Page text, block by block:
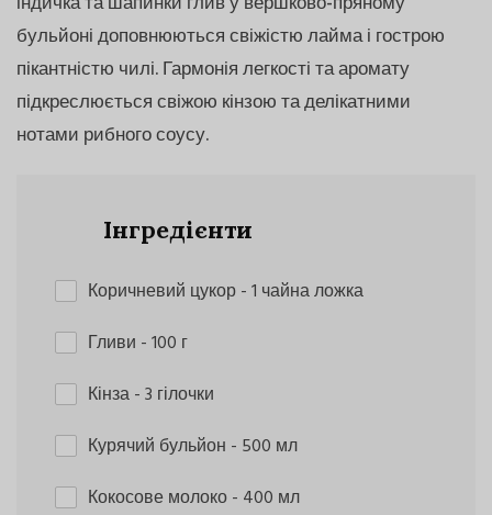
бульйоні доповнюються свіжістю лайма і гострою
пікантністю чилі. Гармонія легкості та аромату
підкреслюється свіжою кінзою та делікатними
нотами рибного соусу.
Інгредієнти
Коричневий цукор- 1 чайна ложка
Гливи - 100 г
Кінза- 3 гілочки
Курячий бульйон - 500 мл
Кокосове молоко- 400 мл